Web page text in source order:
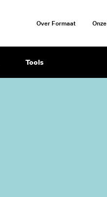
Over Formaat
Tools